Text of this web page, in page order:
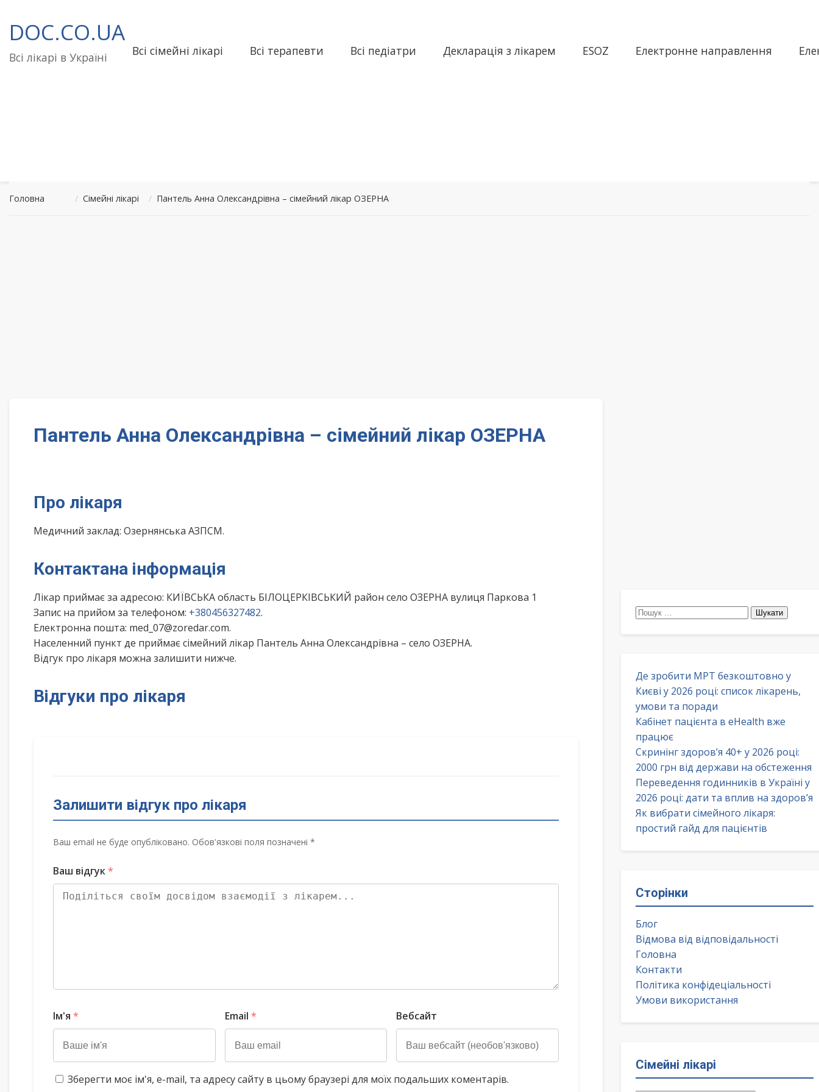
до
вмісту
DOC.CO.UA
Всі лікарі в Україні Всі сімейні лікарі Всі терапевти Всі педіатри Декларація з лікарем ESOZ Електронне направлення
Головна / Сімейні лікарі / Пантель Анна Олександрівна – сімейний лікар ОЗЕРНА
Пантель Анна Олександрівна – сімейний лікар ОЗЕРНА
Про лікаря
Медичний заклад: Озернянська АЗПСМ.
Контактана інформація
Лікар приймає за адресою: КИЇВСЬКА область БІЛОЦЕРКІВСЬКИЙ район село ОЗЕРНА вулиця Паркова 1
Запис на прийом за телефоном: +380456327482.
Електронна пошта: med_07@zoredar.com.
Населенний пункт де приймає сімейний лікар Пантель Анна Олександрівна – село ОЗЕРНА.
Відгук про лікаря можна залишити нижче.
Відгуки про лікаря
Залишити відгук про лікаря
Ваш email не буде опубліковано. Обов'язкові поля позначені *
Ваш відгук*
Ім'я * Email * Вебсайт
Зберегти моє ім'я, e-mail, та адресу сайту в цьому браузері для моїх подальших коментарів.
Пошук:
Де зробити МРТ безкоштовно у
Києві у 2026 році: список лікарень,
умови та поради
Кабінет пацієнта в eHealth вже
працює
Скринінг здоров’я 40+ у 2026 році:
2000 грн від держави на обстеження
Переведення годинників в Україні у
2026 році: дати та вплив на здоров’я
Як вибрати сімейного лікаря:
простий гайд для пацієнтів
Сторінки
Блог
Відмова від відповідальності
Головна
Контакти
Політика конфідеціальності
Умови використання
Сімейні лікарі